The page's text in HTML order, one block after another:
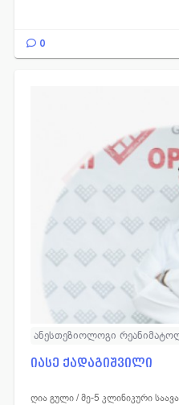
0
ანესთეზიოლოგი
რეანიმატოლოგი
იასე ქადაგიშვილი
ღია გული / მე-5 კლინიკური